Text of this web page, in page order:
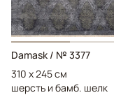
Damask / № 3377
310 x 245 см
шерсть и бамб. шелк